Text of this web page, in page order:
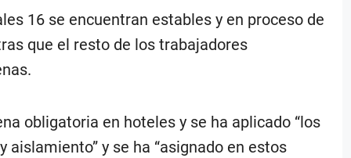
16 se encuentran estables y en proceso de
que el resto de los trabajadores
obligatoria en hoteles y se ha aplicado “los
y se ha “asignado en estos